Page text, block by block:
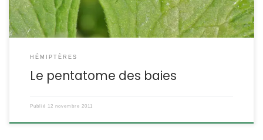
HÉMIPTÈRES
Le pentatome des baies
Publié 12 novembre 2011